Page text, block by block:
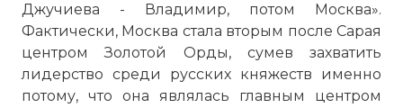
Джучиева - Владимир, потом Москва».
Фактически, Москва стала вторым после Сарая
центром Золотой Орды, сумев захватить
лидерство среди русских княжеств именно
потому, что она являлась главным центром